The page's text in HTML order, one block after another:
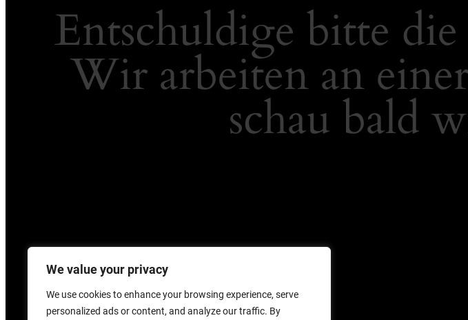
We value your privacy
We use cookies to enhance your browsing experience, serve
personalized ads or content, and analyze our traffic. By
Entschuldige bitte
Wir arbeiten an
schau bald